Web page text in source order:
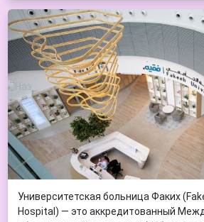
Университетская больница Факих
Hospital) — это аккредитованный